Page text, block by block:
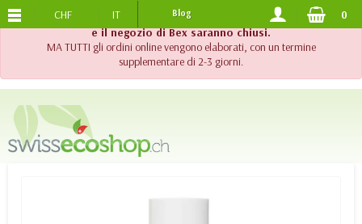
!! Importante !! Fino al 20 agosto 2026, l'assistenza telefonica
e il negozio di Bex saranno chiusi.
MA TUTTI gli ordini online vengono elaborati, con un termine
supplementare di 2-3 giorni.
SPEDIZIONE GRATUITADA 120.-
CHF IT Blog 0